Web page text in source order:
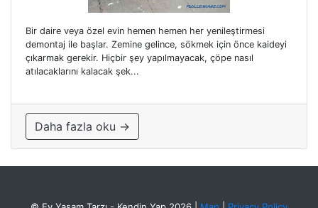
Bir daire veya özel evin hemen hemen her yenileştirmesi
demontaj ile başlar. Zemine gelince, sökmek için önce kaideyi
çıkarmak gerekir. Hiçbir şey yapılmayacak, çöpe nasıl
atılacaklarını kalacak şek...
Daha fazla oku →